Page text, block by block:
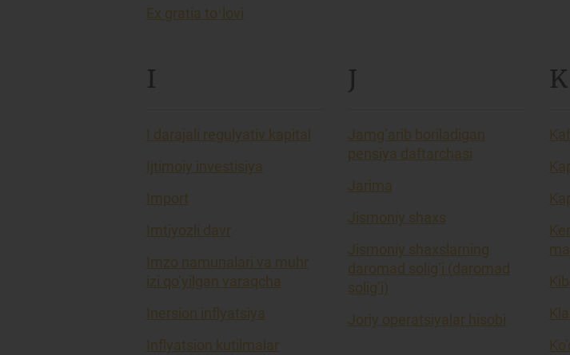
Ex gratia toʻlovi
I
I darajali regulyativ kapital
Ijtimoiy investisiya
Import
Imtiyozli davr
Imzo namunalari va muhr
izi qo’yilgan varaqcha
Inersion inflyatsiya
Inflyatsion kutilmalar
J
Jamg’arib boriladigan
pensiya daftarchasi
Jarima
Jismoniy shaxs
Jismoniy shaxslarning
daromad solig’i (daromad
solig’i)
Joriy operatsiyalar hisobi
K